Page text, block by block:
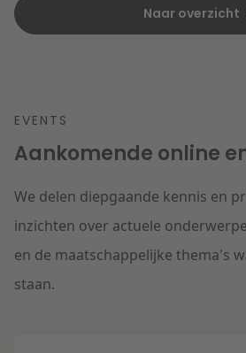
Naar overzicht
EVENTS
Aankomende online
We delen diepgaande kennis en
inzichten over actuele
en de maatschappelijke thema's
staan.